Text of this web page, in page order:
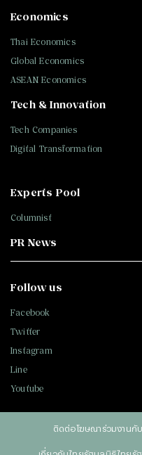
Tech & Innovation
Tech Companies
Digital Transformation
Economics
Thai Economics
Global Economics
ASEAN Economics
Experts Pool
Columnist
PR News
Follow us
Facebook
Twitter
Instagram
Line
Youtube
ติดต่อโฆษณา ร่วมงานกับ